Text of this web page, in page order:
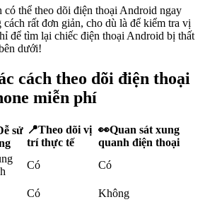
có thể theo dõi điện thoại Android ngay
rất đơn giản, cho dù là để kiểm tra vị
để tìm lại chiếc điện thoại Android bị thất
dưới!
cách theo dõi điện thoại
miễn phí
sử 📍Theo dõi vị
trí thực tế
👀Quan sát xung
quanh điện thoại
Có
Có
Có
Không